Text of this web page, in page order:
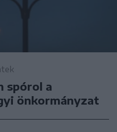
spórol a
önkormányzat